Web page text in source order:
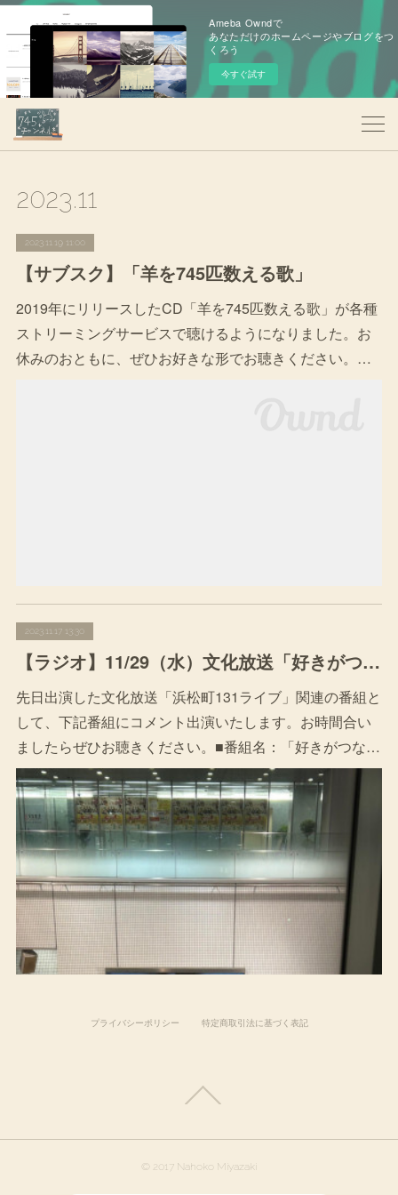
Ameba Owndで
あなただけのホームページやブログをつ
くろう
今すぐ試す
2023.11
2023.11.19 11:00
【サブスク】「羊を745匹数える歌」
2019年にリリースしたCD「羊を745匹数える歌」が各種
ストリーミングサービスで聴けるようになりました。お
休みのおともに、ぜひお好きな形でお聴きください。…
2023.11.17 13:30
【ラジオ】11/29（水）文化放送「好きがつながる！オテンキのりのDear浜松町131ライブ」コメント出演
先日出演した文化放送「浜松町131ライブ」関連の番組と
して、下記番組にコメント出演いたします。お時間合い
ましたらぜひお聴きください。■番組名：「好きがつな…
プライバシーポリシー 特定商取引法に基づく表記
© 2017 Nahoko Miyazaki